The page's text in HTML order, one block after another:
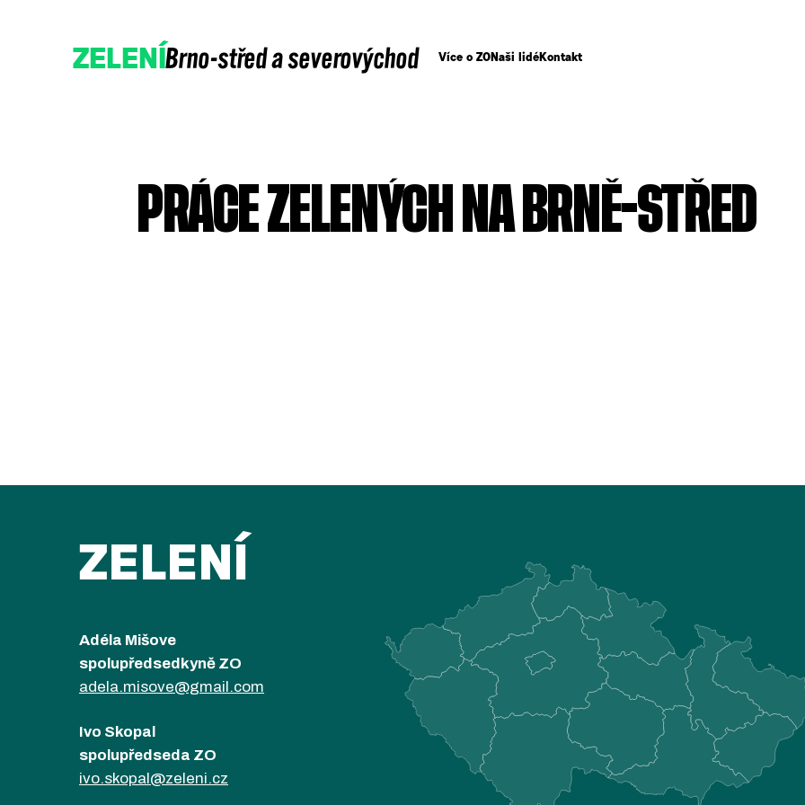
ZELENÍBrno-střed a severovýchod Více o ZONaši lidéKontakt
PRÁCE ZELENÝCH NA BRNĚ-STŘED
ZELENÍ
Adéla Mišove
spolupředsedkyně ZO
adela.misove@gmail.com
Ivo Skopal
spolupředseda ZO
ivo.skopal@zeleni.cz